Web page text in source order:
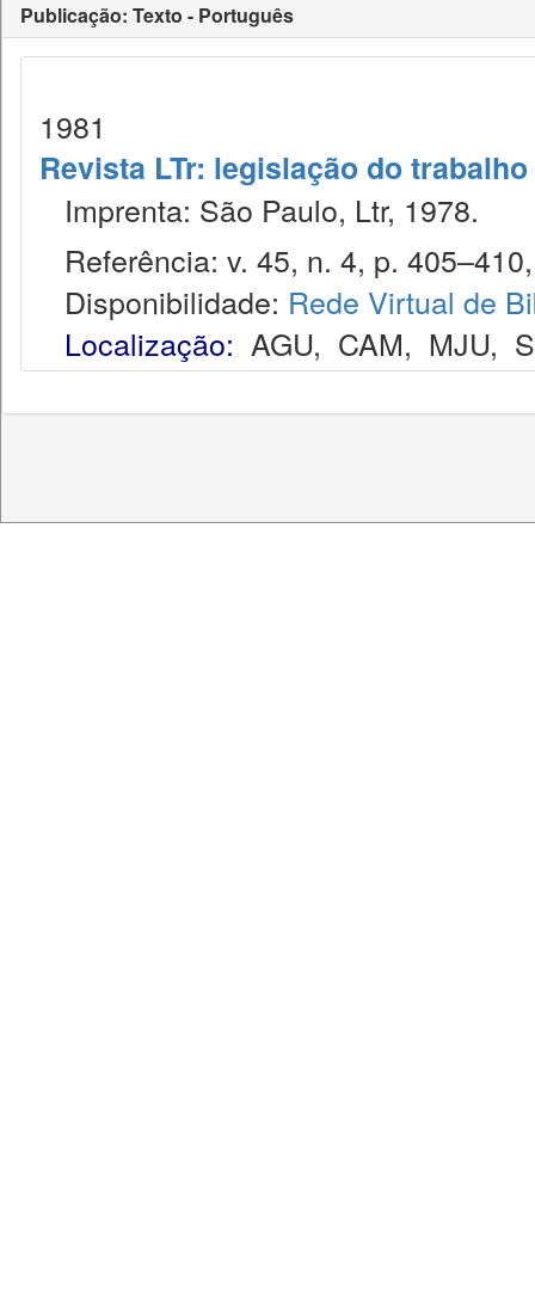
Publicação: Texto - Português
1981
Revista LTr: legislação do trabalho
Imprenta: São Paulo, Ltr, 1978.
Referência: v. 45, n. 4, p.
Disponibilidade: Rede Virtual de
Localização: AGU, CAM, MJU,